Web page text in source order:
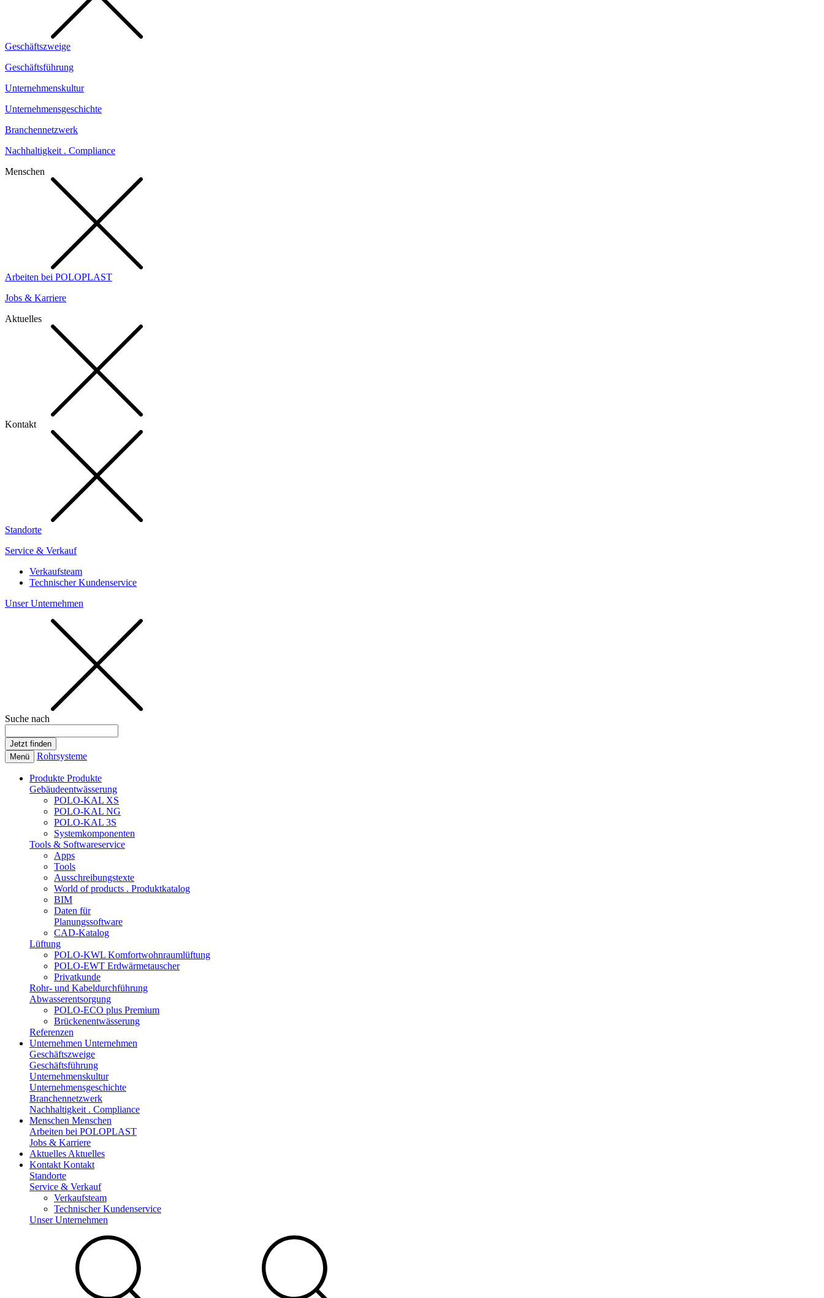
Geschäftszweige
Geschäftsführung
Unternehmenskultur
Unternehmensgeschichte
Branchennetzwerk
Nachhaltigkeit . Compliance
Menschen
Arbeiten bei POLOPLAST
Jobs & Karriere
Aktuelles
Kontakt
Standorte
Service & Verkauf
Verkaufsteam
Technischer Kundenservice
Unser Unternehmen
Suche nach
Menü Rohrsysteme
Produkte Produkte
Gebäudeentwässerung
POLO-KAL XS
POLO-KAL NG
POLO-KAL 3S
Systemkomponenten
Tools & Softwareservice
Apps
Tools
Ausschreibungstexte
World of products . Produktkatalog
BIM
Daten für
Planungssoftware
CAD-Katalog
Lüftung
POLO-KWL Komfortwohnraumlüftung
POLO-EWT Erdwärmetauscher
Privatkunde
Rohr- und Kabeldurchführung
Abwasserentsorgung
POLO-ECO plus Premium
Brückenentwässerung
Referenzen
Unternehmen Unternehmen
Geschäftszweige
Geschäftsführung
Unternehmenskultur
Unternehmensgeschichte
Branchennetzwerk
Nachhaltigkeit . Compliance
Menschen Menschen
Arbeiten bei POLOPLAST
Jobs & Karriere
Aktuelles Aktuelles
Kontakt Kontakt
Standorte
Service & Verkauf
Verkaufsteam
Technischer Kundenservice
Unser Unternehmen